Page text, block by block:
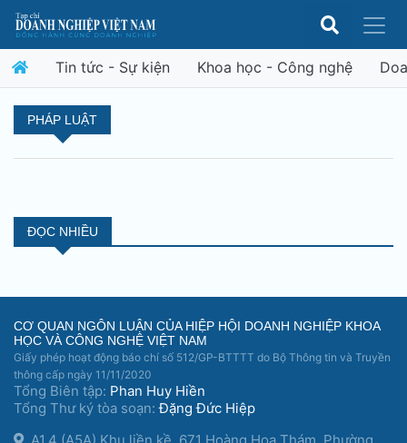
Tin tức - Sự kiện Khoa học - Công nghệ
PHÁP LUẬT
ĐỌC NHIỀU
CƠ QUAN NGÔN LUẬN CỦA HIỆP HỘI DOANH NGHIỆP KHOA
HỌC VÀ CÔNG NGHỆ VIỆT NAM
Giấy phép hoạt động báo chí số 512/GP-BTTTT do Bộ Thông tin và Truyền
thông cấp ngày 11/11/2020
Tổng Biên tập: Phan Huy Hiền
Tổng Thư ký tòa soạn:Đặng Đức Hiệp